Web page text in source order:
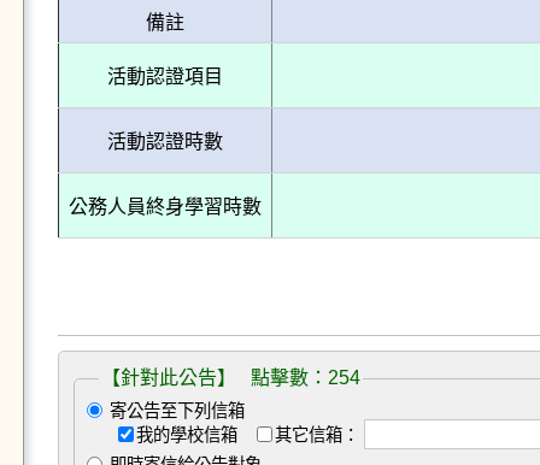
備註
活動認證項目
活動認證時數
公務人員終身學習時數
【針對此公告】 點擊數：254
寄公告至下列信箱
我的學校信箱
其它信箱：